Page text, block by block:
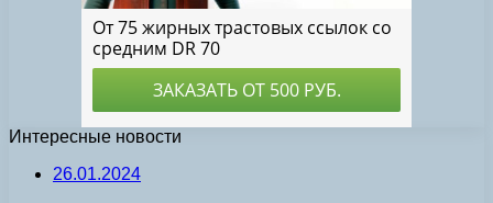
Интересные новости
26.01.2024